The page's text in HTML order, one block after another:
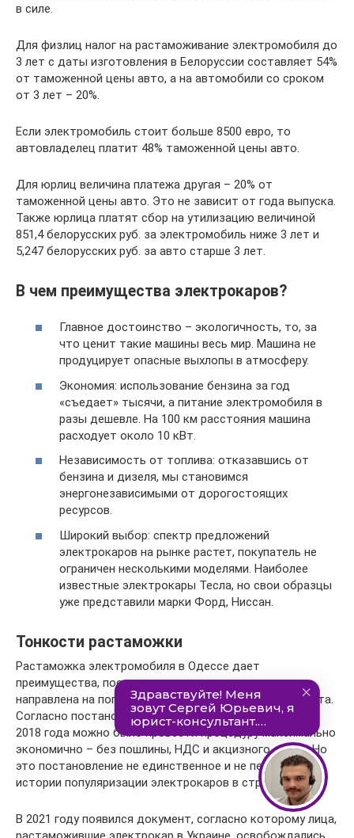
в силе.
Для физлиц налог на растаможивание электромобиля до
3 лет с даты изготовления в Белоруссии составляет 54%
от таможенной цены авто, а на автомобили со сроком
от 3 лет – 20%.
Если электромобиль стоит больше 8500 евро, то
автовладелец платит 48% таможенной цены авто.
Для юрлиц величина платежа другая – 20% от
таможенной цены авто. Это не зависит от года выпуска.
Также юрлица платят сбор на утилизацию величиной
851,4 белорусских руб. за электромобиль ниже 3 лет и
5,247 белорусских руб. за авто старше 3 лет.
В чем преимущества электрокаров?
Главное достоинство – экологичность, то, за
что ценит такие машины весь мир. Машина не
продуцирует опасные выхлопы в атмосферу.
Экономия: использование бензина за год
«съедает» тысячи, а питание электромобиля в
разы дешевле. На 100 км расстояния машина
расходует около 10 кВт.
Независимость от топлива: отказавшись от
бензина и дизеля, мы становимся
энергонезависимыми от дорогостоящих
ресурсов.
Широкий выбор: спектр предложений
электрокаров на рынке растет, покупатель не
ограничен несколькими моделями. Наиболее
известные электрокары Тесла, но свои образцы
уже представили марки Форд, Ниссан.
Тонкости растаможки
Растаможка электромобиля в Одессе дает
преимущества, поскольку законодательная система
направлена на популяризацию экологичного транспорта.
Согласно постановлению Верховной Рады, до конца
2018 года можно было провести процедуру максимально
экономично – без пошлины, НДС и акцизного сбора. Но
это постановление не единственное и не первое в
истории популяризации электрокаров в стране.
В 2021 году появился документ, согласно которому лица,